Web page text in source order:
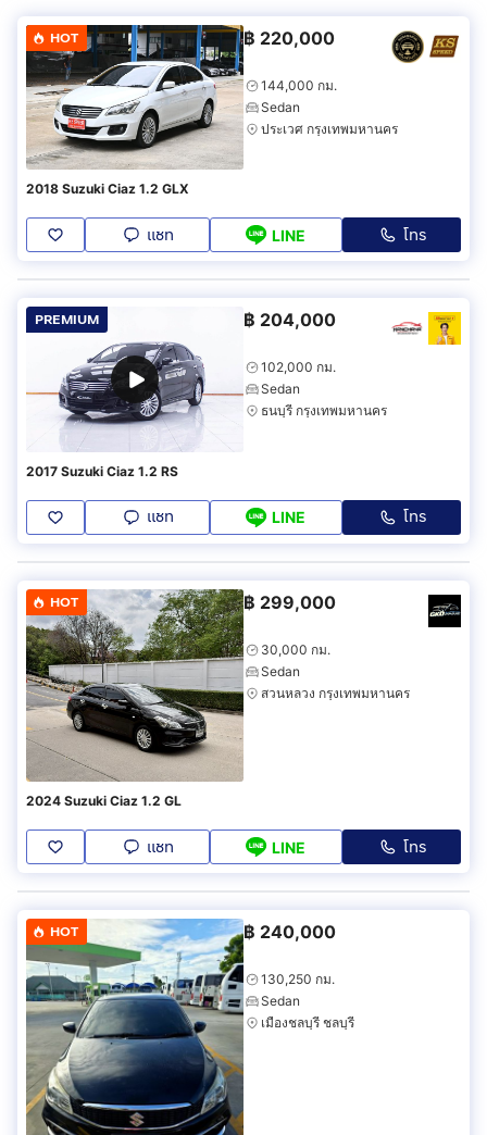
HOT ฿ 220,000
144,000 กม.
Sedan
ประเวศ กรุงเทพมหานคร
2018 Suzuki Ciaz 1.2 GLX
แชท LINE โทร
PREMIUM ฿ 204,000
102,000 กม.
Sedan
ธนบุรี กรุงเทพมหานคร
2017 Suzuki Ciaz 1.2 RS
แชท LINE โทร
HOT ฿ 299,000
30,000 กม.
Sedan
สวนหลวง กรุงเทพมหานคร
2024 Suzuki Ciaz 1.2 GL
แชท LINE โทร
HOT ฿ 240,000
130,250 กม.
Sedan
เมืองชลบุรี ชลบุรี